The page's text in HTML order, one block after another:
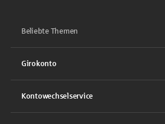
Beliebte Themen
Girokonto
Kontowechselservice